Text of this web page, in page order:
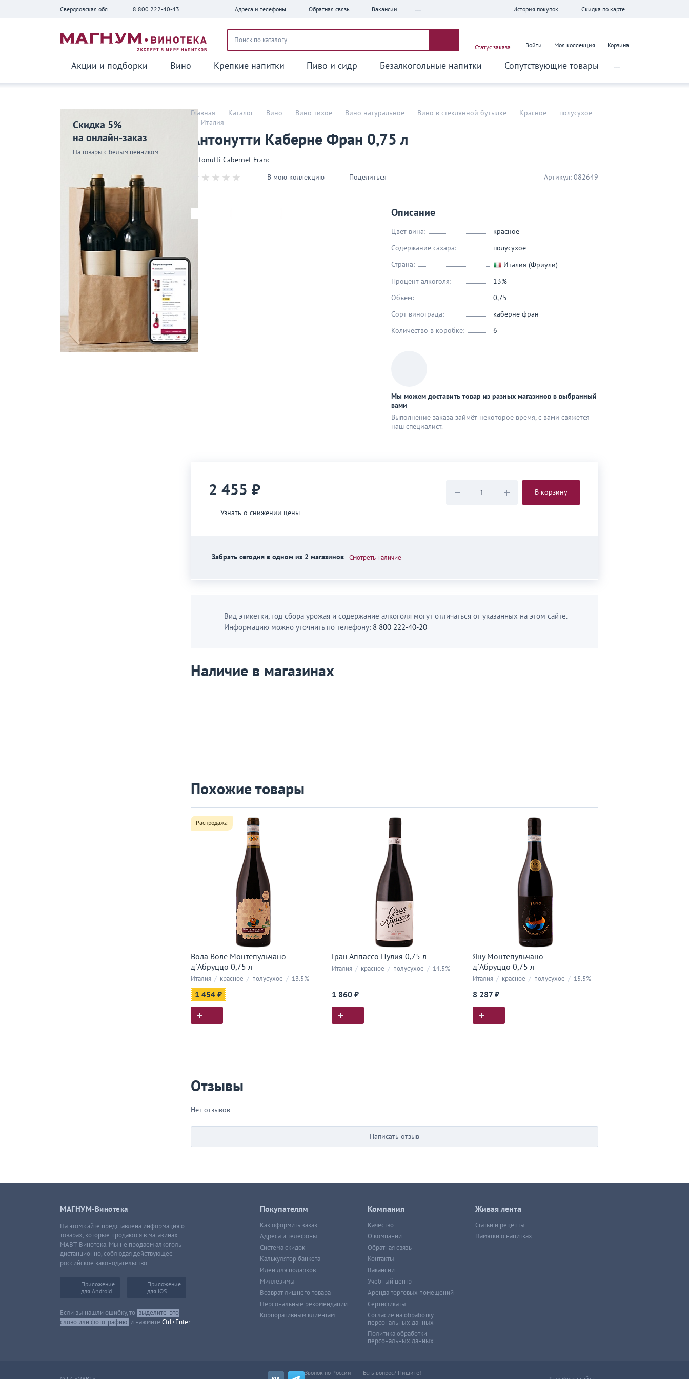
Свердловская обл. 8 800 222-40-43 Адреса и телефоны Обратная связь Вакансии ... История покупок Скидка по карте
Статус заказа Войти Моя коллекция Корзина
Акции и подборки Вино Крепкие напитки Пиво и сидр Безалкогольные напитки Сопутствующие товары ...
Скидка 5%
на онлайн-заказ
На товары с белым ценником
Главная - Каталог - Вино - Вино тихое - Вино натуральное - Вино в стеклянной бутылке - Красное -
полусухое
Италия
Антонутти Каберне Фран 0,75 л
Antonutti Cabernet Franc
В мою коллекцию
Поделиться Артикул: 082649
Описание
Цвет вина:
красное
Содержание сахара:
полусухое
Страна:
Италия (Фриули)
Процент алкоголя:
13%
Объем:
0,75
Сорт винограда:
каберне фран
Количество в коробке:
6
Мы можем доставить товар из разных магазинов в выбранный
вами
Выполнение заказа займёт некоторое время, с вами свяжется
наш специaлист.
2 455 ₽
Узнать о снижении цены
В корзину
Забрать сегодня в одном из 2 магазинов Смотреть наличие
Вид этикетки, год сбора урожая и содержание алкоголя могут отличаться от указанных на этом сайте.
Информацию можно уточнить по телефону: 8 800 222-40-20
Наличие в магазинах
Похожие товары
Распродажа
Вола Воле Монтепульчано
д`Абруццо 0,75 л
Италия / красное / полусухое / 13.5%
1 454 ₽
Гран Аппассо Пулия 0,75 л
Италия / красное / полусухое / 14.5%
1 860 ₽
Яну Монтепульчано
д`Абруццо 0,75 л
Италия / красное / полусухое / 15.5%
8 287 ₽
Отзывы
Нет отзывов
Написать отзыв
МАГНУМ-Винотека
На этом сайте представлена информация о
товарах, которые продаются в магазинах
МАВТ-Винотека. Мы не продаем алкоголь
дистанционно, соблюдая действующее
российское законодательство.
Приложение
для Android
Приложение
для iOS
Если вы нашли ошибку, то выделите это
слово или фотографию и нажмите Ctrl+Enter
Покупателям
Как оформить заказ
Адреса и телефоны
Система скидок
Калькулятор банкета
Идеи для подарков
Миллезимы
Возврат лишнего товара
Персональные рекомендации
Корпоративным клиентам
Компания
Качество
О компании
Обратная связь
Контакты
Вакансии
Учебный центр
Аренда торговых помещений
Сертификаты
Согласие на обработку
персональных данных
Политика обработки
персональных данных
Живая лента
Статьи и рецепты
Памятки о напитках
Звонок по России Есть вопрос? Пишите!